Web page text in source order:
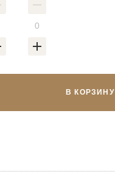
В КОРЗИНУ